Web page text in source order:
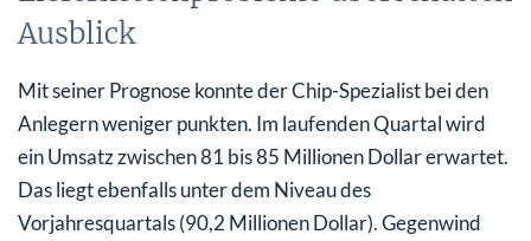
Ausblick
Mit seiner Prognose konnte der Chip-Spezialist bei den
Anlegern weniger punkten. Im laufenden Quartal wird
ein Umsatz zwischen 81 bis 85 Millionen Dollar erwartet.
Das liegt ebenfalls unter dem Niveau des
Vorjahresquartals (90,2 Millionen Dollar). Gegenwind